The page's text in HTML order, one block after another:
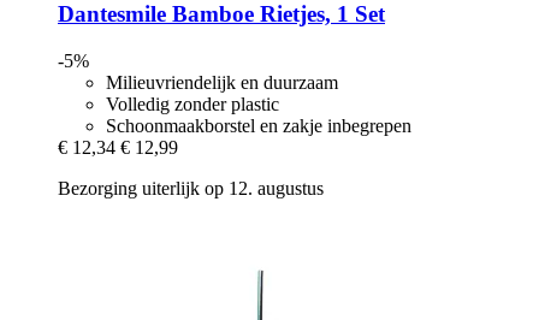
Dantesmile Bamboe Rietjes, 1 Set
-5%
Milieuvriendelijk en duurzaam
Volledig zonder plastic
Schoonmaakborstel en zakje inbegrepen
€ 12,34 € 12,99
Bezorging uiterlijk op 12. augustus